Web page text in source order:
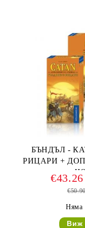
БЪНДЪЛ - КАТАН: ГРАДОВЕ И
РИЦАРИ +
€43.26
Няма
Виж